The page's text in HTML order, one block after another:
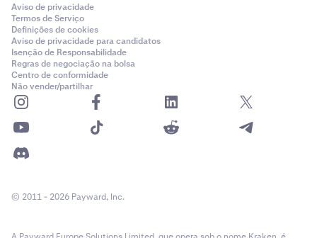
Aviso de privacidade
Termos de Serviço
Definições de cookies
Aviso de privacidade para candidatos
Isenção de Responsabilidade
Regras de negociação na bolsa
Centro de conformidade
Não vender/partilhar
© 2011 - 2026 Payward, Inc.